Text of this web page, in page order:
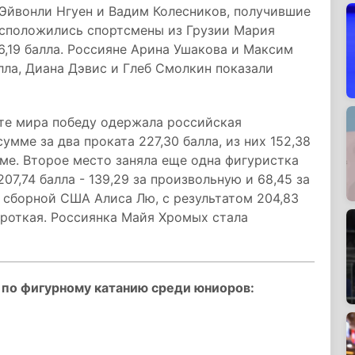
Нгуен и Вадим Колесников, получившие
спортсмены из Грузии Мария
балла. Россияне Арина Ушакова и Максим
Диана Дэвис и Глеб Смолкин показали
мира победу одержала российская
за два проката 227,30 балла, из них 152,38
Второе место заняла еще одна фигуристка
балла - 139,29 за произвольную и 68,45 за
США Алиса Лю, с результатом 204,83
Россиянка Майя Хромых стала
фигурному катанию среди юниоров: